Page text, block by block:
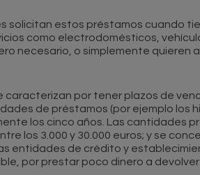
solicitan estos préstamos cuando
como electrodomésticos,
necesario, o simplemente quieren
caracterizan por tener plazos de
de préstamos (por ejemplo los
los cinco años. Las cantidades
los 3.000 y 30.000 euros; y se
las entidades de crédito y
por prestar poco dinero a devolver